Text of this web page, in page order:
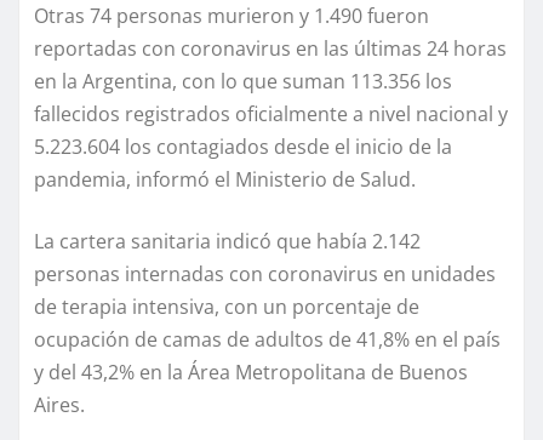
Otras 74 personas murieron y 1.490 fueron
reportadas con coronavirus en las últimas 24 horas
en la Argentina, con lo que suman 113.356 los
fallecidos registrados oficialmente a nivel nacional y
5.223.604 los contagiados desde el inicio de la
pandemia, informó el Ministerio de Salud.
La cartera sanitaria indicó que había 2.142
personas internadas con coronavirus en unidades
de terapia intensiva, con un porcentaje de
ocupación de camas de adultos de 41,8% en el país
y del 43,2% en la Área Metropolitana de Buenos
Aires.